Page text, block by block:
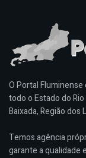
O Portal
todo o Estado do
Baixada, Região dos
Temos agência
garante a qualidade